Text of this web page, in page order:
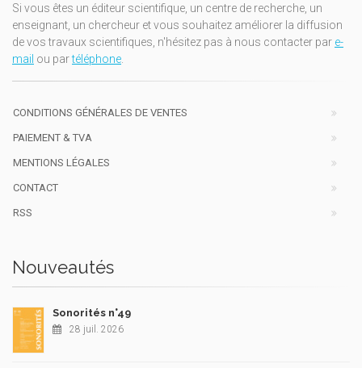
Si vous êtes un éditeur scientifique, un centre de recherche, un
enseignant, un chercheur et vous souhaitez améliorer la diffusion
de vos travaux scientifiques, n'hésitez pas à nous contacter par e-
mail ou partéléphone
CONDITIONS GÉNÉRALES DE VENTES
PAIEMENT & TVA
MENTIONS LÉGALES
CONTACT
RSS
Nouveautés
Sonorités n°49
28 juil. 2026